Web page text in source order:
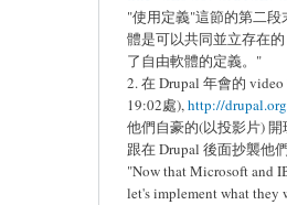
"使用定義"這節的第二
體是可以共同並立存在
了自由軟體的定義。"
2. 在 Drupal 年會的
19:02處),http://
他們自豪的(以投影片)
跟在 Drupal 後面抄襲他
"Now that Microsoft and
let's implement what